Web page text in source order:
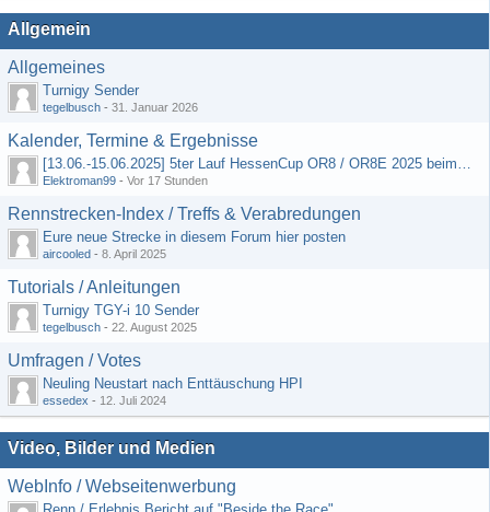
Allgemein
Allgemeines
Turnigy Sender
tegelbusch - 31. Januar 2026
Kalender, Termine & Ergebnisse
[13.06.-15.06.2025] 5ter Lauf HessenCup OR8 / OR8E 2025 beim MSC Ober-Mörlen e.V.
Elektroman99 - Vor 17 Stunden
Rennstrecken-Index / Treffs & Verabredungen
Eure neue Strecke in diesem Forum hier posten
aircooled - 8. April 2025
Tutorials / Anleitungen
Turnigy TGY-i 10 Sender
tegelbusch - 22. August 2025
Umfragen / Votes
Neuling Neustart nach Enttäuschung HPI
essedex - 12. Juli 2024
Video, Bilder und Medien
WebInfo / Webseitenwerbung